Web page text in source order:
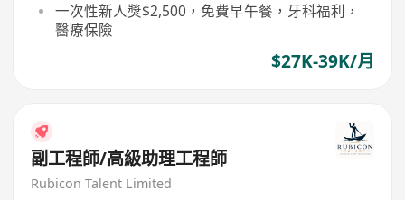
一次性新人獎$2,500，免費早午餐，牙科福利，
醫療保險
$27K-39K/月
副工程師/高級助理工程師
Rubicon Talent Limited